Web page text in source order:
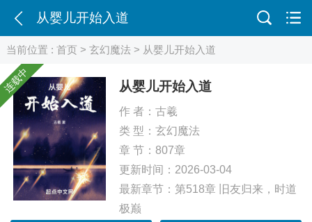
从婴儿开始入道
当前位置 :首页 >玄幻魔法 > 从婴儿开始入道
连载中 从婴儿开始入道
作 者： 古羲
类 型： 玄幻魔法
章 节：807章
更新时间：2026-03-04
最新章节： 第518章 旧友归来，时道
极巅